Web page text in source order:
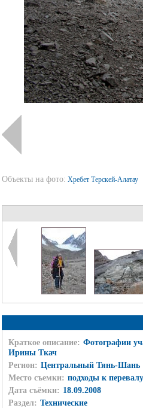
Объекты на фото: Хребет Терскей-Алатау
Краткое описание: Фотографии
Ирины Ткач
Регион: Центральный Тянь-Шань
Место съемки: подходы к
Дата съёмки: 18.09.2008
Раздел: Технические